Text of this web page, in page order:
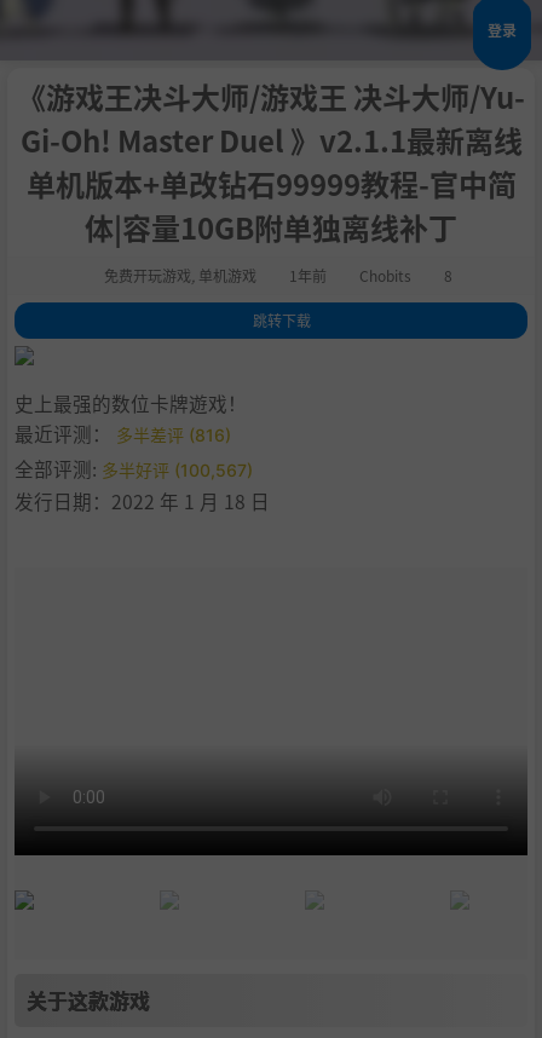
登录
《游戏王决斗大师/游戏王 决斗大师/Yu-
Gi-Oh! Master Duel 》v2.1.1最新离线
单机版本+单改钻石99999教程-官中简
体|容量10GB附单独离线补丁
免费开玩游戏 单机游戏 1年前 Chobits 8
跳转下载
1
3.支持作者
4.设置中文
5.学习版下载
史上最强的数位卡牌遊戏！
最近评测：
多半差评 (816)
全部评测: 多半好评 (100,567)
发行日期：2022 年 1 月 18 日
关于这款游戏